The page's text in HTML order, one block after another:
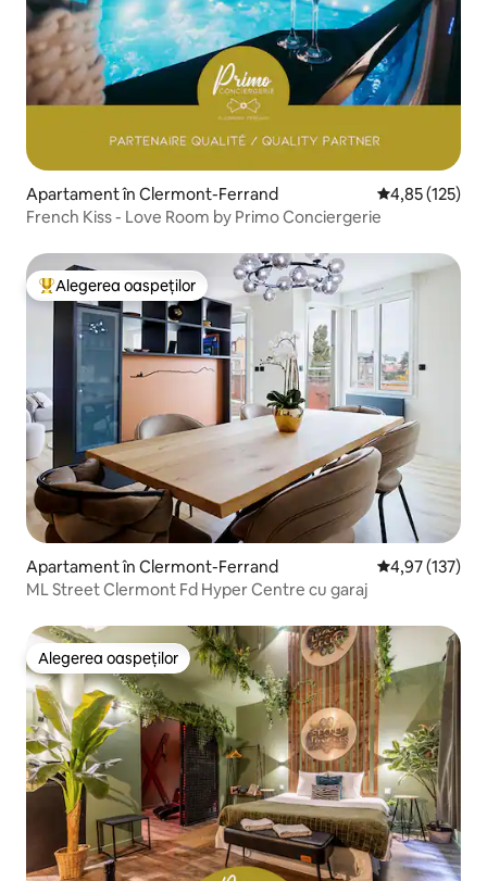
Apartament în Clermont-Ferrand Scor mediu
4,85 (125)
French Kiss - Love Room by Primo Conciergerie
Locuință din topul categoriei Alegerea oaspeților
Alegerea oaspeților
Apartament în Clermont-Ferrand Scor mediu
4,97 (137)
ML Street Clermont Fd Hyper Centre cu garaj
Alegerea oaspeților
Alegerea oaspeților